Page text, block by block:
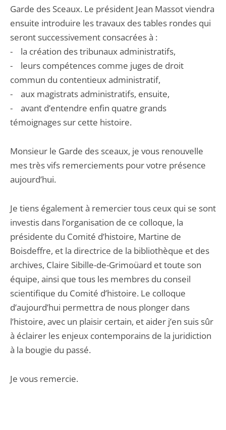
Garde des Sceaux. Le président Jean Massot viendra
ensuite introduire les travaux des tables rondes qui
seront successivement consacrées à :
- la création des tribunaux administratifs,
- leurs compétences comme juges de droit
commun du contentieux administratif,
- aux magistrats administratifs, ensuite,
- avant d’entendre enfin quatre grands
témoignages sur cette histoire.
Monsieur le Garde des sceaux, je vous renouvelle
mes très vifs remerciements pour votre présence
aujourd’hui.
Je tiens également à remercier tous ceux qui se sont
investis dans l’organisation de ce colloque, la
présidente du Comité d’histoire, Martine de
Boisdeffre, et la directrice de la bibliothèque et des
archives, Claire Sibille-de-Grimoüard et toute son
équipe, ainsi que tous les membres du conseil
scientifique du Comité d’histoire. Le colloque
d’aujourd’hui permettra de nous plonger dans
l’histoire, avec un plaisir certain, et aider j’en suis sûr
à éclairer les enjeux contemporains de la juridiction
à la bougie du passé.
Je vous remercie.